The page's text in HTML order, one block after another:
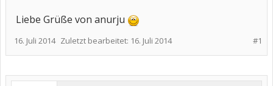
Liebe Grüße von anurju
#1
16. Juli 2014 Zuletzt bearbeitet: 16. Juli 2014